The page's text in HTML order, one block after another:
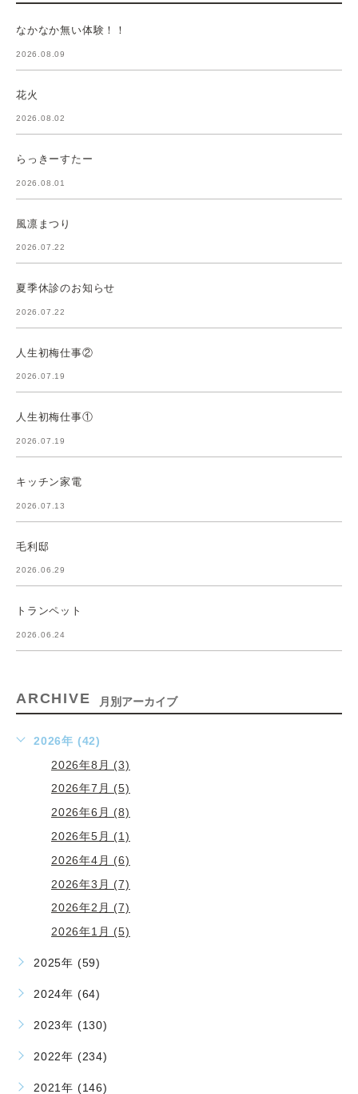
なかなか無い体験！！
2026.08.09
花火
2026.08.02
らっきーすたー
2026.08.01
風凛まつり
2026.07.22
夏季休診のお知らせ
2026.07.22
人生初梅仕事②
2026.07.19
人生初梅仕事①
2026.07.19
キッチン家電
2026.07.13
毛利邸
2026.06.29
トランペット
2026.06.24
ARCHIVE 月別アーカイブ
2026年 (42)
2026年8月 (3)
2026年7月 (5)
2026年6月 (8)
2026年5月 (1)
2026年4月 (6)
2026年3月 (7)
2026年2月 (7)
2026年1月 (5)
2025年 (59)
2024年 (64)
2023年 (130)
2022年 (234)
2021年 (146)